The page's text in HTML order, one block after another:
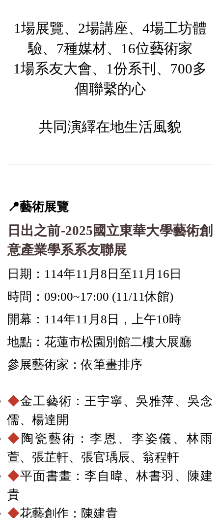
1場展覽、2場講座、4場工坊體
驗、7種媒材、16位藝術家
1場系友大會、1份系刊、700多
個聯繫的心
共同演繹在地生活風貌
📍藝術展覽
日出之前-2025國立東華大學藝術創
意產業學系系友聯展
日期：114年11月8日至11月16日
時間：09:00~17:00 (11/11休館)
開幕：114年11月8日，上午10時
地點：花蓮市松園別館二樓大展廳
參展藝術家：依筆畫排序
◆金工藝術：王宇寧、吳雅萍、吳念
儒、楊達開
◆ 陶瓷藝術：李恩、李姿儀、林雨
萱、張芷軒、張官瑀辰、翁程軒
◆平面書畫：李自暐、林書羽、陳建
貴
◆花藝創作：陳建貴